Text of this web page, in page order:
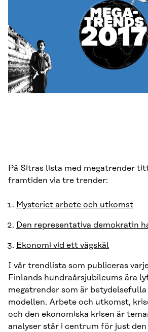
På Sitras lista med megatrender
framtiden via tre trender:
Mysteriet arbete och utkomst
Den representativa demokratin
Ekonomi vid ett vägskäl
I vår trendlista som publiceras
Finlands hundraårsjubileums ära
megatrender som är
modellen. Arbete och utkomst,
och den ekonomiska krisen är
analyser står i centrum för just den